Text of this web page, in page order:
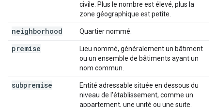
civile. Plus le nombre est élevé, plus la
zone géographique est petite.
neighborhood Quartier nommé.
premise
Lieu nommé, généralement un bâtiment
ou un ensemble de bâtiments ayant un
nom commun.
subpremise
Entité adressable située en dessous du
niveau de l'établissement, comme un
appartement, une unité ou une suite.